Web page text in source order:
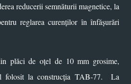
reducerii semnăturii magnetice, la
reglarea curenților în înfășurări
plăci de oțel de 10 mm grosime,
folosit la construcția TAB-77. La